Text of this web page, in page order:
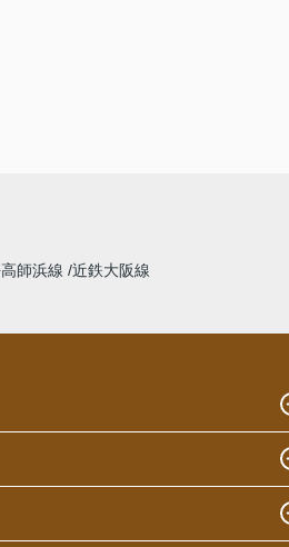
師浜線 近鉄大阪線